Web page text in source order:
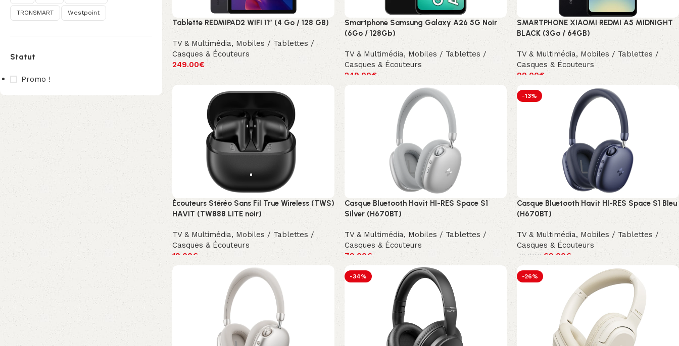
TRONSMART Westpoint
Statut
Promo !
Tablette REDMIPAD2 WIFI 11″ (4 Go / 128 GB)
TV & Multimédia, Mobiles / Tablettes /
Casques & Écouteurs
249.00€
Smartphone Samsung Galaxy A26 5G Noir
(6Go / 128Gb)
TV & Multimédia, Mobiles / Tablettes /
Casques & Écouteurs
249.00€
SMARTPHONE XIAOMI REDMI A5 MIDNIGHT
BLACK (3Go / 64GB)
TV & Multimédia, Mobiles / Tablettes /
Casques & Écouteurs
99.00€
Écouteurs Stéréo Sans Fil True Wireless (TWS)
HAVIT (TW888 LITE noir)
TV & Multimédia, Mobiles / Tablettes /
Casques & Écouteurs
19.00€
Casque Bluetooth Havit HI-RES Space S1
Silver (H670BT)
TV & Multimédia, Mobiles / Tablettes /
Casques & Écouteurs
79.00€
-13%
Casque Bluetooth Havit HI-RES Space S1 Bleu
(H670BT)
TV & Multimédia, Mobiles / Tablettes /
Casques & Écouteurs
79.00€ 69.00€
-34% -26%